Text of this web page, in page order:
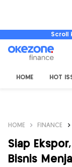
Scroll
HOME HOT
HOME FINANCE
Siap
Bisnis